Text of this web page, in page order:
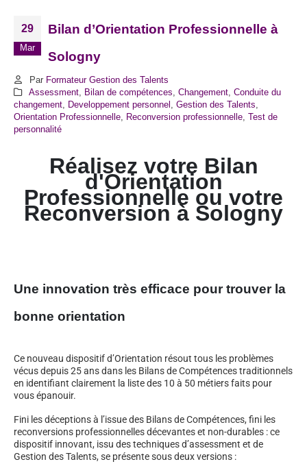
29
Mar
Bilan d’Orientation Professionnelle à
Sologny
Par Formateur Gestion des Talents
Assessment, Bilan de compétences Changement, Conduite du
changement
Developpement personnel Gestion des Talents
Orientation Professionnelle
Reconversion professionnelle Test de
personnalité
Réalisez votre Bilan
d'Orientation
Professionnelle ou votre
Reconversion à Sologny
Une innovation très efficace pour trouver la
bonne orientation
Ce nouveau dispositif d’Orientation résout tous les problèmes
vécus depuis 25 ans dans les Bilans de Compétences traditionnels
en identifiant clairement la liste des 10 à 50 métiers faits pour
vous épanouir.
Fini les déceptions à l’issue des Bilans de Compétences, fini les
reconversions professionnelles décevantes et non-durables : ce
dispositif innovant, issu des techniques d’assessment et de
Gestion des Talents, se présente sous deux versions :